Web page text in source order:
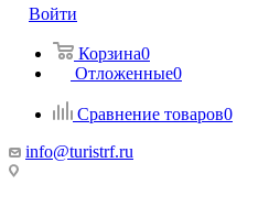
Войти
Корзина0
Отложенные0
Сравнение товаров0
info@turistrf.ru